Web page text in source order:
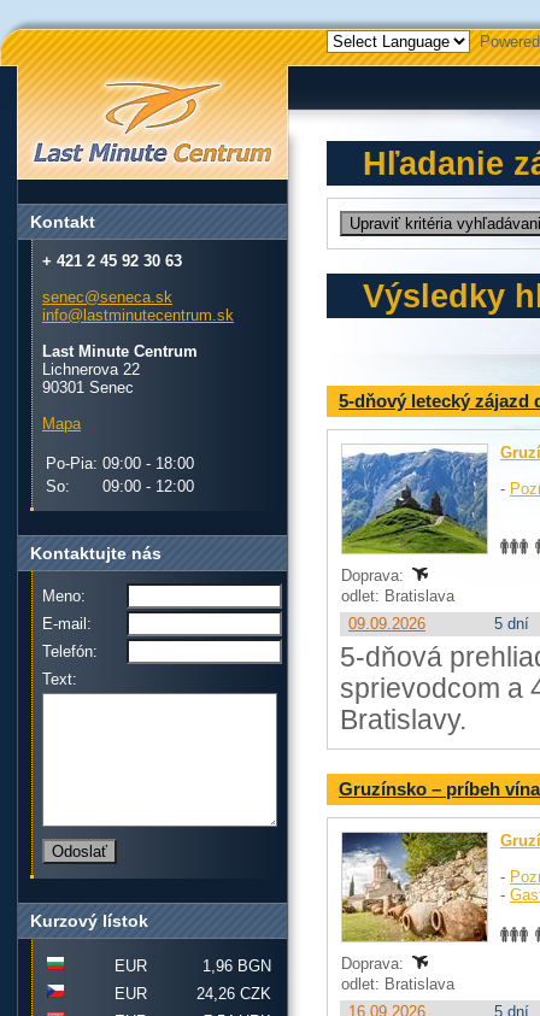
Hľadanie
Výsledky
5-dňový letecký zájazd
-
Doprava:
odlet: Bratislava
09.09.2026
5 dní
5-dňová
sprievodcom a
Bratislavy.
Gruzínsko – príbeh
-
-
Doprava:
odlet: Bratislava
16.09.2026
5 dní
Kontakt
+ 421 2 45 92 30 63
senec@seneca.sk
info@lastminutecentrum.sk
Last Minute Centrum
Lichnerova 22
90301 Senec
Mapa
Po-Pia: 09:00 - 18:00
So:
09:00 - 12:00
Kontaktujte nás
Meno:
E-mail:
Telefón:
Text:
Kurzový lístok
EUR
1,96 BGN
EUR
24,26 CZK